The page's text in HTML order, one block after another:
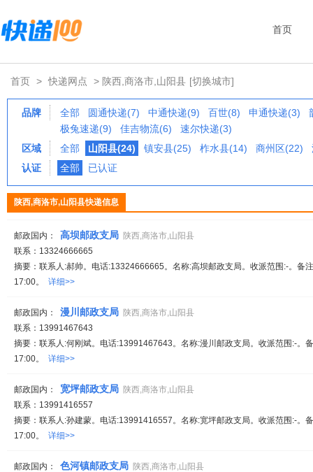
首页
首页 > 快递网点 > 陕西,商洛市,山阳县 [切换城市]
品牌 全部 圆通快递(7) 中通快递(9) 百世(8) 申通快递(3)
极兔速递(9)
佳吉物流(6)
速尔快递(3)
区域
全部 山阳县(24) 镇安县(25) 柞水县(14) 商州区(22)
认证
全部 已认证
陕西,商洛市,山阳县快递信息
邮政国内： 高坝邮政支局 陕西,商洛市,山阳县
联系：13324666665
摘要：联系人:郝帅。电话:13324666665。名称:高坝邮政支局。收派范围:-。备
17:00。 详细>>
邮政国内： 漫川邮政支局 陕西,商洛市,山阳县
联系：13991467643
摘要：联系人:何刚斌。电话:13991467643。名称:漫川邮政支局。收派范围:-。
17:00。 详细>>
邮政国内： 宽坪邮政支局 陕西,商洛市,山阳县
联系：13991416557
摘要：联系人:孙建蒙。电话:13991416557。名称:宽坪邮政支局。收派范围:-。
17:00。 详细>>
邮政国内： 色河镇邮政支局 陕西,商洛市,山阳县